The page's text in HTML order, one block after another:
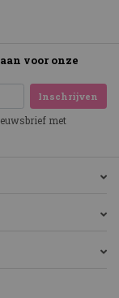
voor onze
Inschrijven
met